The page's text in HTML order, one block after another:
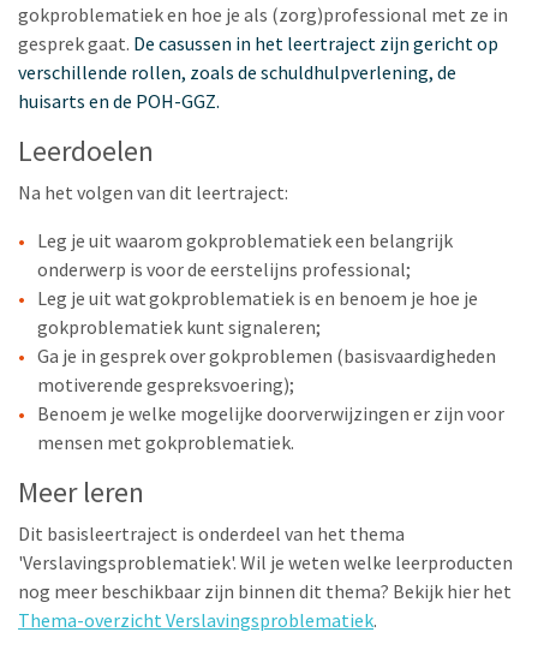
gokproblematiek en hoe je als (zorg)professional met ze in
gesprek gaat. De casussen in het leertraject zijn gericht op
verschillende rollen, zoals de schuldhulpverlening, de
huisarts en de POH-GGZ.
Leerdoelen
Na het volgen van dit leertraject:
Leg je uit waarom gokproblematiek een belangrijk
onderwerp is voor de eerstelijns professional;
Leg je uit wat gokproblematiek is en benoem je hoe je
gokproblematiek kunt signaleren;
Ga je in gesprek over gokproblemen (basisvaardigheden
motiverende gespreksvoering);
Benoem je welke mogelijke doorverwijzingen er zijn voor
mensen met gokproblematiek.
Meer leren
Dit basisleertraject is onderdeel van het thema
'Verslavingsproblematiek'. Wil je weten welke leerproducten
nog meer beschikbaar zijn binnen dit thema? Bekijk hier het
Thema-overzicht Verslavingsproblematiek.